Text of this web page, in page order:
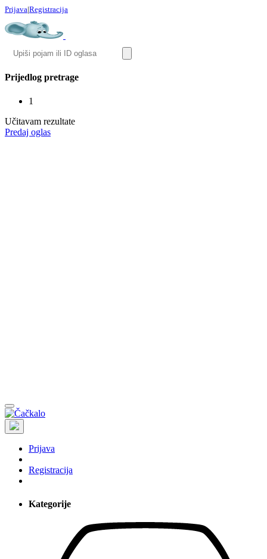
Prijava|Registracija
Prijedlog pretrage
1
Učitavam rezultate
Predaj oglas
Prijava
Registracija
Kategorije